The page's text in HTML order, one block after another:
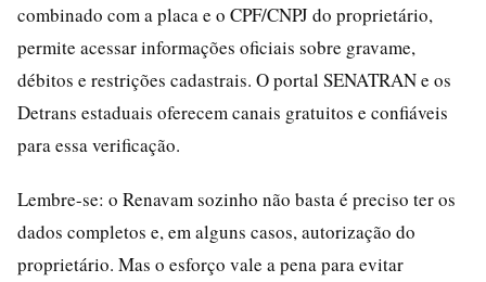
combinado com a placa e o CPF/CNPJ do proprietário,
permite acessar informações oficiais sobre gravame,
débitos e restrições cadastrais. O portal SENATRAN e os
Detrans estaduais oferecem canais gratuitos e confiáveis
para essa verificação.
Lembre-se: o Renavam sozinho não basta é preciso ter os
dados completos e, em alguns casos, autorização do
proprietário. Mas o esforço vale a pena para evitar